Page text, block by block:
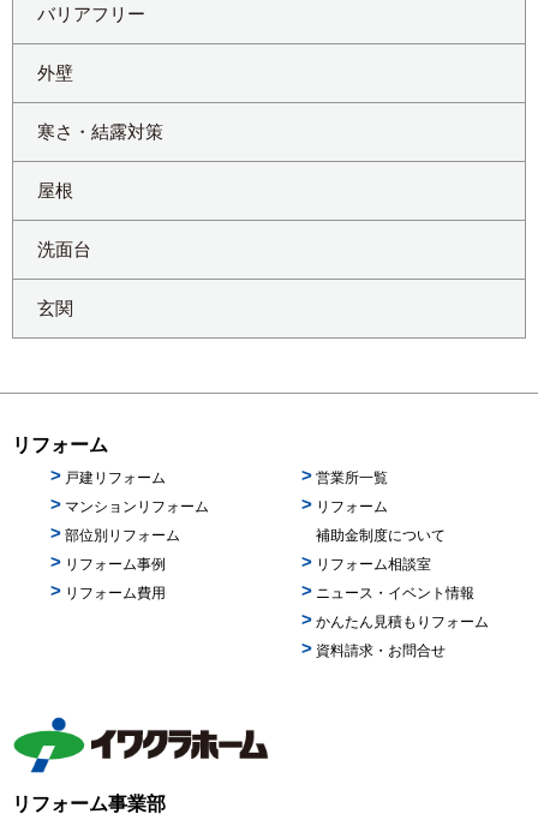
バリアフリー
外壁
寒さ・結露対策
屋根
洗面台
玄関
リフォーム
戸建リフォーム
マンションリフォーム
部位別リフォーム
リフォーム事例
リフォーム費用
営業所一覧
リフォーム
補助金制度について
リフォーム相談室
ニュース・イベント情報
かんたん見積もりフォーム
資料請求・お問合せ
リフォーム事業部